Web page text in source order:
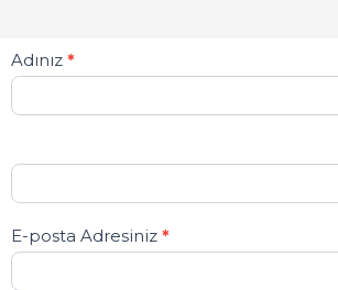
Gönüllü
Formu
Adınız *
E-posta Adresiniz *